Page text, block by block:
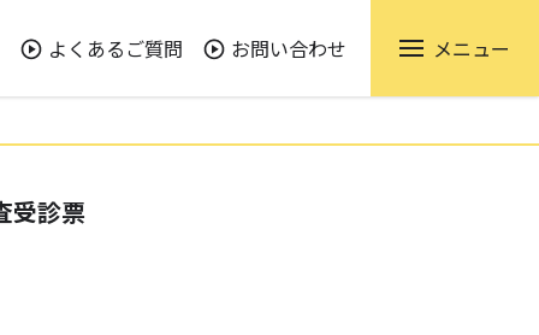
よくあるご質問 お問い合わせ メニュー
受診票